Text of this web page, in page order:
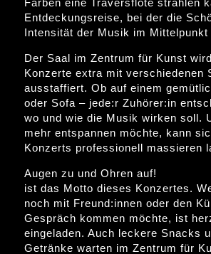
Farben eine Traversflöte strahlen
Entdeckungsreise, bei der die
Intensität der Musik im Mittelpunkt
Der Saal im Zentrum für Kunst
Konzerte extra mit verschiedenen
ausstaffiert. Ob auf einem
oder Sofa – jede:r Zuhörer:in
wo und wie die Musik wirken soll.
mehr entspannen möchte, kann
Konzerts professionell massieren
Augen zu und Ohren auf!
ist das Motto dieses Konzertes.
noch mit Freund:innen oder den
Gespräch kommen möchte, ist
eingeladen. Auch leckere Snacks
Getränke warten im Zentrum für